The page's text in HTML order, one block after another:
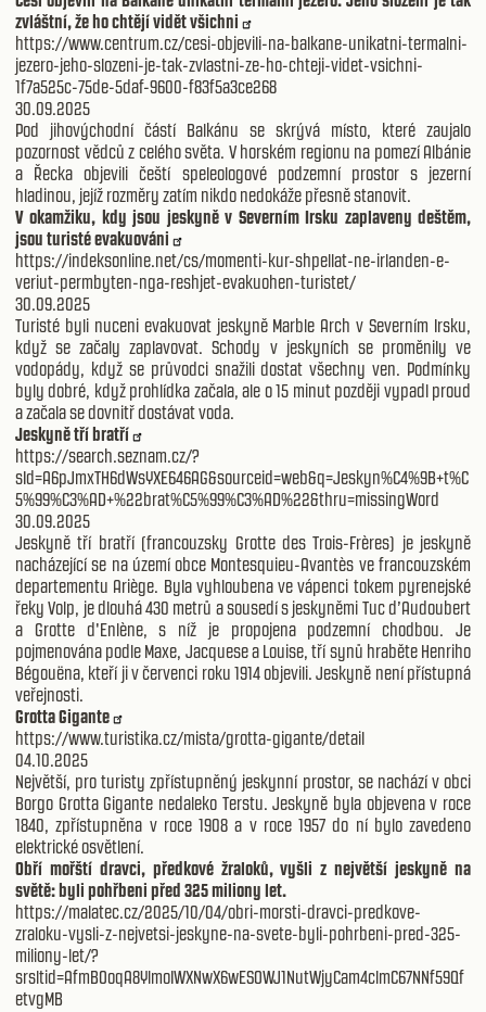
zvláštní, že ho chtějí vidět všichni
https://www.centrum.cz/cesi-objevili-na-balkane-unikatni-termalni-
jezero-jeho-slozeni-je-tak-zvlastni-ze-ho-chteji-videt-vsichni-
1f7a525c-75de-5daf-9600-f83f5a3ce268
30.09.2025
Pod jihovýchodní částí Balkánu se skrývá místo, které zaujalo
pozornost vědců z celého světa. V horském regionu na pomezí Albánie
a Řecka objevili čeští speleologové podzemní prostor s jezerní
hladinou, jejíž rozměry zatím nikdo nedokáže přesně stanovit.
V okamžiku, kdy jsou jeskyně v Severním Irsku zaplaveny deštěm,
jsou turisté evakuováni
https://indeksonline.net/cs/momenti-kur-shpellat-ne-irlanden-e-
veriut-permbyten-nga-reshjet-evakuohen-turistet/
30.09.2025
Turisté byli nuceni evakuovat jeskyně Marble Arch v Severním Irsku,
když se začaly zaplavovat. Schody v jeskyních se proměnily ve
vodopády, když se průvodci snažili dostat všechny ven. Podmínky
byly dobré, když prohlídka začala, ale o 15 minut později vypadl proud
a začala se dovnitř dostávat voda.
Jeskyně tří bratří
https://search.seznam.cz/?
sId=A6pJmxTH6dWsYXE646AG&sourceid=web&q=Jeskyn%C4%9B+t%C
5%99%C3%AD+%22brat%C5%99%C3%AD%22&thru=missingWord
30.09.2025
Jeskyně tří bratří (francouzsky Grotte des Trois-Frères) je jeskyně
nacházející se na území obce Montesquieu-Avantès ve francouzském
departementu Ariège. Byla vyhloubena ve vápenci tokem pyrenejské
řeky Volp, je dlouhá 430 metrů a sousedí s jeskyněmi Tuc d’Audoubert
a Grotte d'Enlène, s níž je propojena podzemní chodbou. Je
pojmenována podle Maxe, Jacquese a Louise, tří synů hraběte Henriho
Bégouëna, kteří ji v červenci roku 1914 objevili. Jeskyně není přístupná
veřejnosti.
Grotta Gigante
https://www.turistika.cz/mista/grotta-gigante/detail
04.10.2025
Největší, pro turisty zpřístupněný jeskynní prostor, se nachází v obci
Borgo Grotta Gigante nedaleko Terstu. Jeskyně byla objevena v roce
1840, zpřístupněna v roce 1908 a v roce 1957 do ní bylo zavedeno
elektrické osvětlení.
Obří mořští dravci, předkové žraloků, vyšli z největší jeskyně na
světě: byli pohřbeni před 325 miliony let.
https://malatec.cz/2025/10/04/obri-morsti-dravci-predkove-
zraloku-vysli-z-nejvetsi-jeskyne-na-svete-byli-pohrbeni-pred-325-
miliony-let/?
srsltid=AfmBOoqA8YlmoIWXNwX6wESOWJ1NutWjyCam4clmC67NNf59Qf
etvgMB